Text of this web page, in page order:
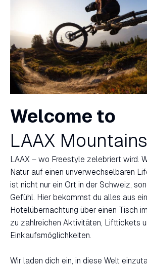
Welcome to
LAAX Mountains
LAAX – wo Freestyle zelebriert wird.
Natur auf einen unverwechselbaren
ist nicht nur ein Ort in der Schweiz,
Gefühl. Hier bekommst du alles aus
Hotelübernachtung über einen Tisch
zu zahlreichen Aktivitäten, Lifttickets
Einkaufsmöglichkeiten.
Wir laden dich ein, in diese Welt